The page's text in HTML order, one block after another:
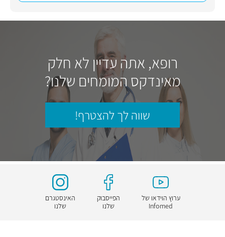
רופא, אתה עדיין לא חלק
מאינדקס המומחים שלנו?
שווה לך להצטרף!
ערוץ הוידאו של
Infomed
הפייסבוק
שלנו
האינסטגרם
שלנו